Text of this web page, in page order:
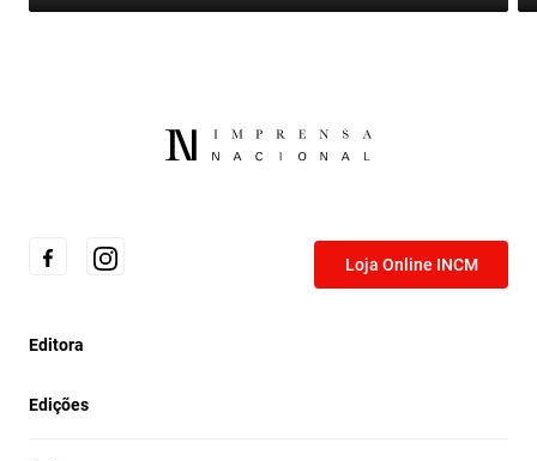
Loja Online INCM
Editora
Edições